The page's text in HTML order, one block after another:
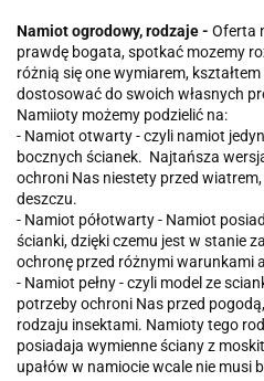
Namiot ogrodowy, rodzaje - Oferta
prawdę bogata, spotkać mozemy
różnią się one wymiarem,
dostosować do swoich własnych
Namiioty możemy podzielić na:
- Namiot otwarty - czyli namiot
bocznych ścianek. Najtańsza
ochroni Nas niestety przed
deszczu.
- Namiot półotwarty - Namiot
ścianki, dzięki czemu jest w stanie
ochronę przed różnymi warunkami
- Namiot pełny - czyli model ze
potrzeby ochroni Nas przed
rodzaju insektami. Namioty tego
posiadaja wymienne ściany z
upałów w namiocie wcale nie musi